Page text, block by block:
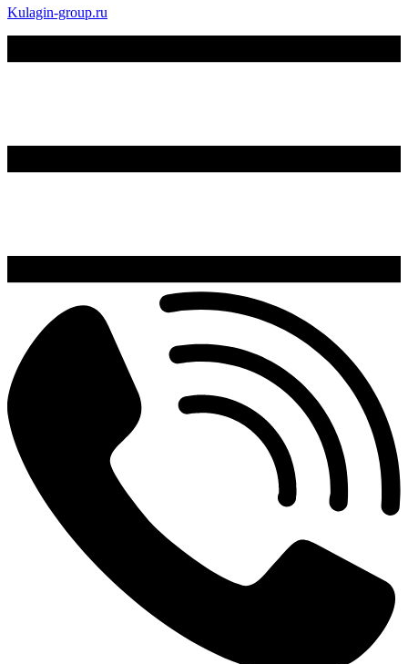
Kulagin-group.ru